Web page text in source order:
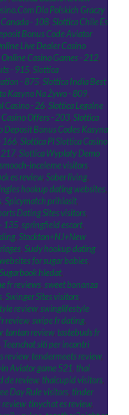
Dla Polskich Graczy
- 108, Slottica Chile Es
Bonus Code Aviator
Live Dealer Casino
Casino Games - 212,
- 915, Slottica
- 875, Slottica India Best
Kasyno Na Żywo - 809,
Casino - 26, Slottica Legalne
Offers - 203, Slottica
Deposit Bonus Codes Kasyna
166, Slottica Pl Slottica Casino
217, Slottica Wyplaty Demo
smooch-inceleme visitors,
es review, Sober living,
hookup dating websites,
, Spicymatch prihlasit,
Dating Sites visitors,
135, springfield escort,
, Stockton+NJ+New
, Sudy hookup dating
for sugar babies,
Sugarbook hledat,
fr reviews, sweet bonanza
, Swinger Sites visitors,
review, swinglifestyle
review, swipe fr dating,
, tantan review, tastebuds fr
, Teenchat siti per incontri
review, tendermeets review,
Aviator game 521, thai
de review, thaicupid visitors,
Day Rule visitors, tinder
review, tinychat es review,